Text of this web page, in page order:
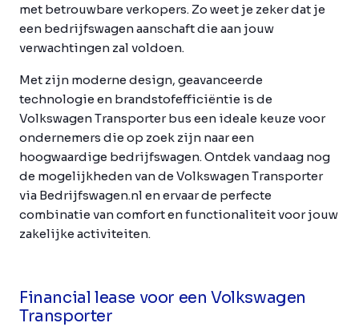
met betrouwbare verkopers. Zo weet je zeker dat je
een bedrijfswagen aanschaft die aan jouw
verwachtingen zal voldoen.
Met zijn moderne design, geavanceerde
technologie en brandstofefficiëntie is de
Volkswagen Transporter bus een ideale keuze voor
ondernemers die op zoek zijn naar een
hoogwaardige bedrijfswagen. Ontdek vandaag nog
de mogelijkheden van de Volkswagen Transporter
via Bedrijfswagen.nl en ervaar de perfecte
combinatie van comfort en functionaliteit voor jouw
zakelijke activiteiten.
Financial lease voor een Volkswagen
Transporter